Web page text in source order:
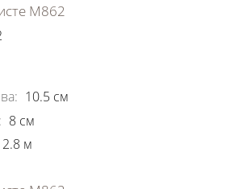
М862
: 10.5 см
: 8 см
2.8 м